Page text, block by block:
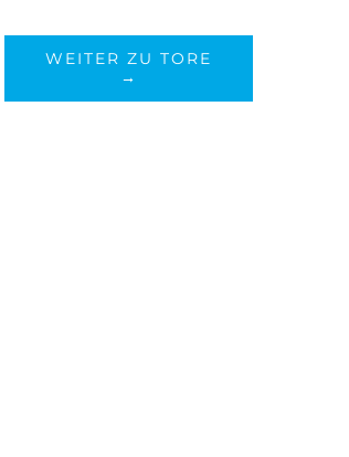
WEITER ZU TORE
→